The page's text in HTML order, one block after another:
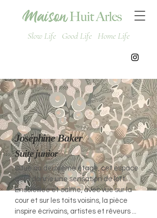
Slow Life Good Life Home Life
Joséphine Baker
Suite junior
Situé au deuxième étage, cet espace
aéré donne une sensation de loft.
Ensoleillée et calme, avec vue sur la
cour et sur les toits voisins, la pièce
inspire écrivains, artistes et rêveurs ...